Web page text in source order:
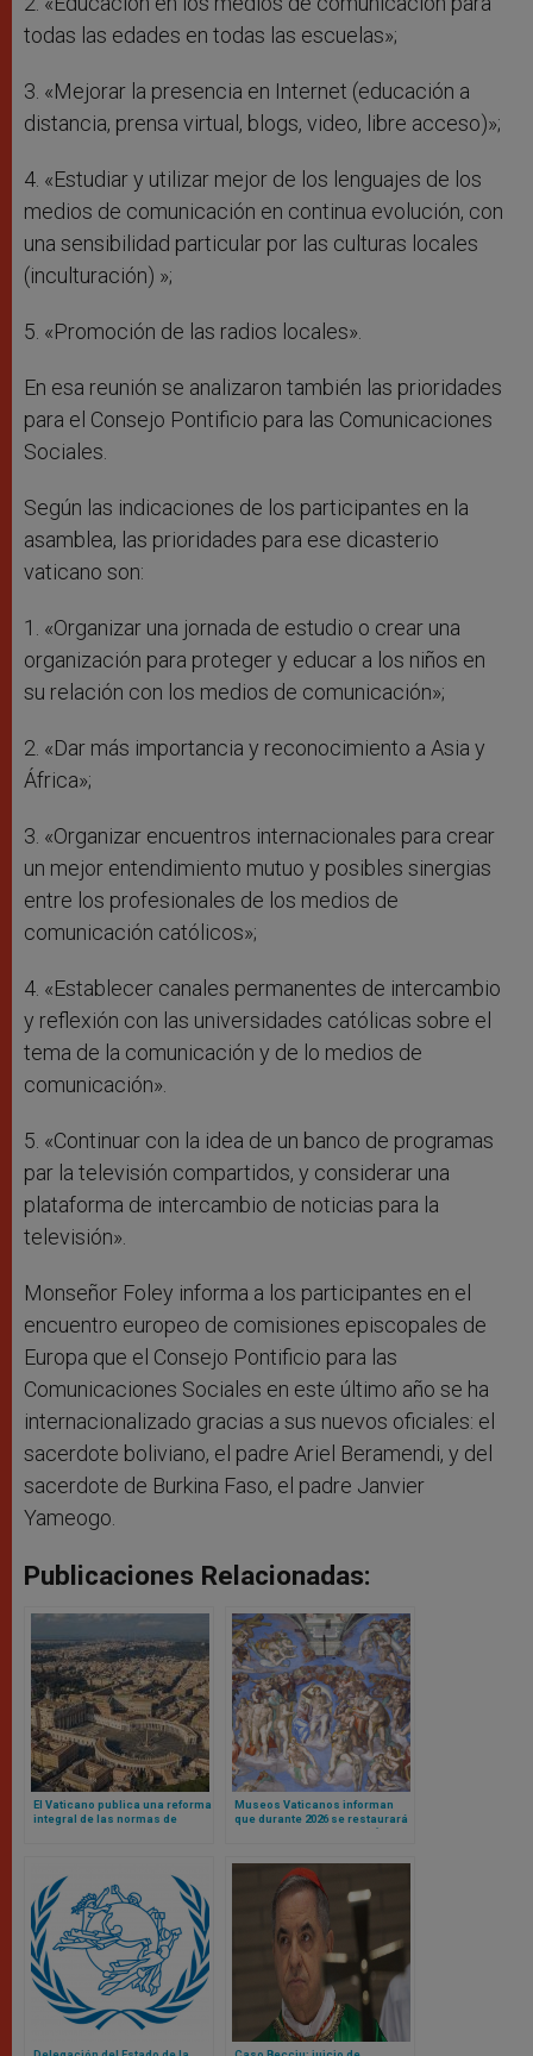
todas las edades en todas las escuelas»;
3. «Mejorar la presencia en Internet (educación a
distancia, prensa virtual, blogs, video, libre acceso)»;
4. «Estudiar y utilizar mejor de los lenguajes de los
medios de comunicación en continua evolución, con
una sensibilidad particular por las culturas locales
(inculturación) »;
5. «Promoción de las radios locales».
En esa reunión se analizaron también las prioridades
para el Consejo Pontificio para las Comunicaciones
Sociales.
Según las indicaciones de los participantes en la
asamblea, las prioridades para ese dicasterio
vaticano son:
1. «Organizar una jornada de estudio o crear una
organización para proteger y educar a los niños en
su relación con los medios de comunicación»;
2. «Dar más importancia y reconocimiento a Asia y
África»;
3. «Organizar encuentros internacionales para crear
un mejor entendimiento mutuo y posibles sinergias
entre los profesionales de los medios de
comunicación católicos»;
4. «Establecer canales permanentes de intercambio
y reflexión con las universidades católicas sobre el
tema de la comunicación y de lo medios de
comunicación».
5. «Continuar con la idea de un banco de programas
par la televisión compartidos, y considerar una
plataforma de intercambio de noticias para la
televisión».
Monseñor Foley informa a los participantes en el
encuentro europeo de comisiones episcopales de
Europa que el Consejo Pontificio para las
Comunicaciones Sociales en este último año se ha
internacionalizado gracias a sus nuevos oficiales: el
sacerdote boliviano, el padre Ariel Beramendi, y del
sacerdote de Burkina Faso, el padre Janvier
Yameogo.
Publicaciones Relacionadas:
El Vaticano publica una reforma
integral de las normas de
Museos Vaticanos informan
que durante 2026 se restaurará
el Juicio Final de Miguel Ángel